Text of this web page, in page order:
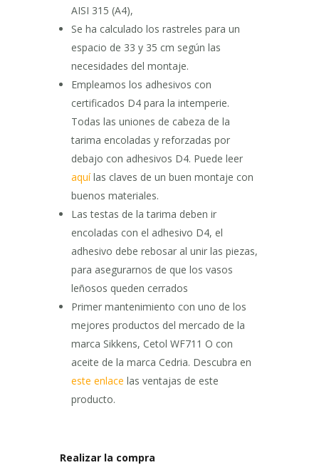
AISI 315 (A4),
Se ha calculado los rastreles para un
espacio de 33 y 35 cm según las
necesidades del montaje.
Empleamos los adhesivos con
certificados D4 para la intemperie.
Todas las uniones de cabeza de la
tarima encoladas y reforzadas por
debajo con adhesivos D4. Puede leer
aquílas claves de un buen montaje con
buenos materiales.
Las testas de la tarima deben ir
encoladas con el adhesivo D4, el
adhesivo debe rebosar al unir las piezas,
para asegurarnos de que los vasos
leñosos queden cerrados
Primer mantenimiento con uno de los
mejores productos del mercado de la
marca Sikkens, Cetol WF711 O con
aceite de la marca Cedria. Descubra en
este enlace las ventajas de este
producto.
Realizar la compra